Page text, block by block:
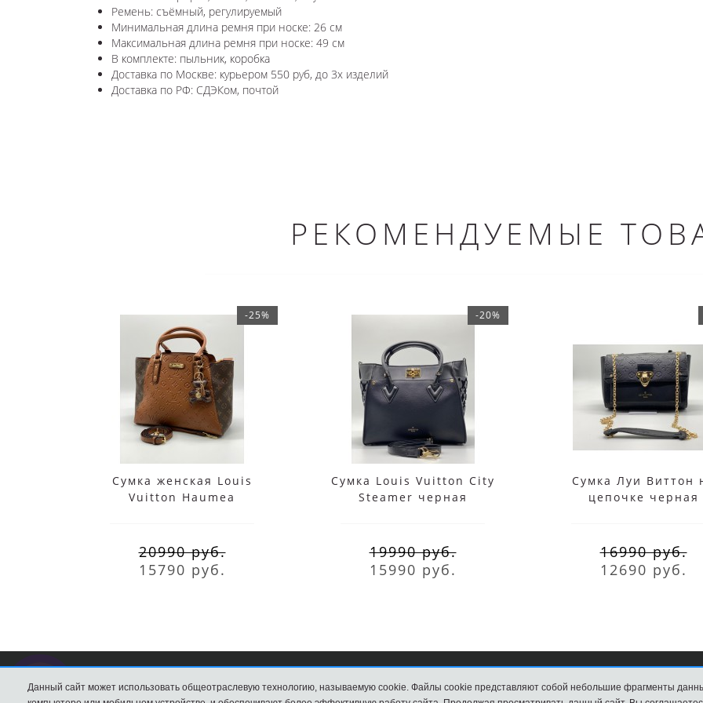
Ремень: съёмный, регулируемый
Минимальная длина ремня при носке: 26 см
Максимальная длина ремня при носке: 49 см
В комплекте: пыльник, коробка
Доставка по Москве: курьером 550 руб, до 3х изделий
Доставка по РФ: СДЭКом, почтой
РЕКОМЕНДУЕМЫЕ
-25%
Сумка женская Louis
Vuitton Haumea
20990 руб.
15790 руб.
-20%
Сумка Louis Vuitton City
Steamer черная
19990 руб.
15990 руб.
Сумка Луи Виттон
цепочке черная
16990 руб.
12690 руб.
Сумки Louis Vuitton 8 (495) 203-76-44
Данный сайт может использовать общеотраслевую технологию, называемую cookie. Файлы cookie представляют собой небольшие фрагменты